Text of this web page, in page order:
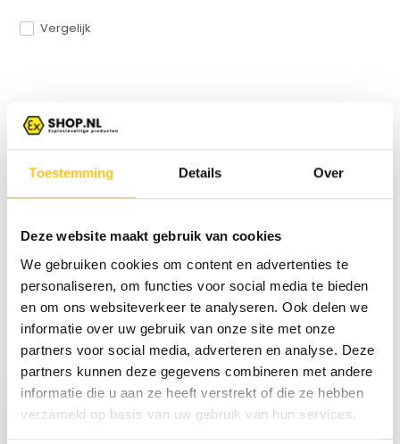
Toestemming Details Over
Deze website maakt gebruik van cookies
We gebruiken cookies om content en advertenties te
personaliseren, om functies voor social media te bieden
en om ons websiteverkeer te analyseren. Ook delen we
informatie over uw gebruik van onze site met onze
partners voor social media, adverteren en analyse. Deze
partners kunnen deze gegevens combineren met andere
informatie die u aan ze heeft verstrekt of die ze hebben
verzameld op basis van uw gebruik van hun services.
Vergelijk
Delen
Recent bekeken